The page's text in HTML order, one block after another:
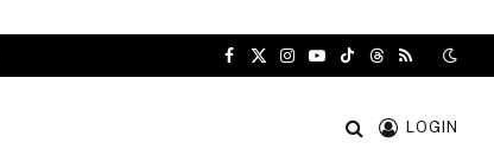
Facebook
X
Instagram
YouTube
TikTokThreads
RSS
LOGIN